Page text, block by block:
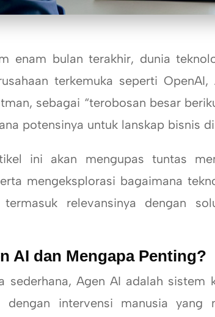
bulan terakhir, dunia
terkemuka seperti
sebagai “terobosan besar
potensinya untuk lanskap bisnis
akan mengupas tuntas
mengeksplorasi bagaimana
relevansinya dengan
AI dan Mengapa Penting?
Agen AI adalah sistem
dengan intervensi manusia